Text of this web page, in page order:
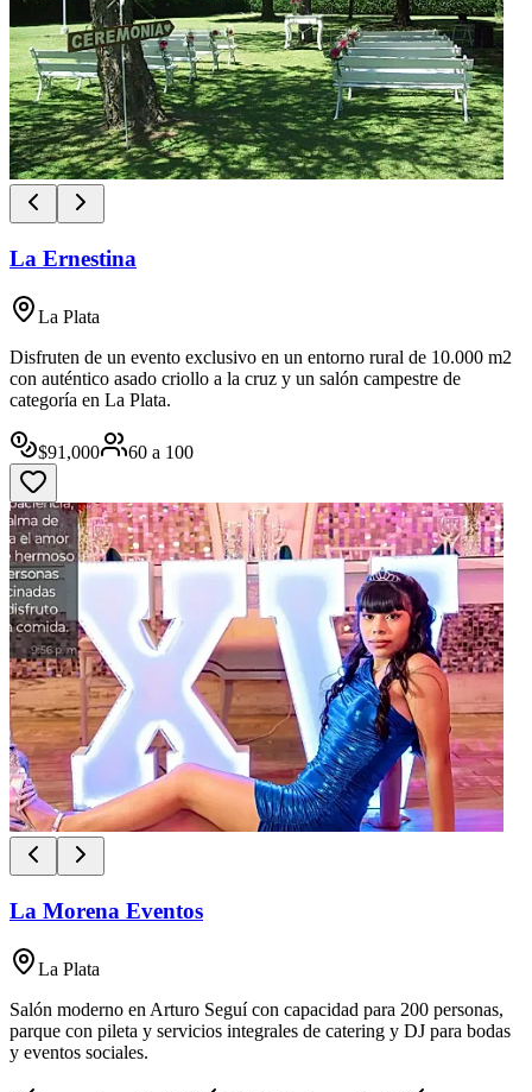
La Ernestina
La Plata
Disfruten de un evento exclusivo en un entorno rural de 10.000 m2
con auténtico asado criollo a la cruz y un salón campestre de
categoría en La Plata.
$91,000 60 a 100
La Morena Eventos
La Plata
Salón moderno en Arturo Seguí con capacidad para 200 personas,
parque con pileta y servicios integrales de catering y DJ para bodas
y eventos sociales.